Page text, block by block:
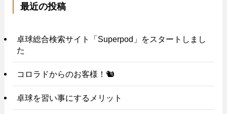
最近の投稿
卓球総合検索サイト「Superpod」をスタートしまし
た
コロラドからのお客様！🐿️
卓球を習い事にするメリット